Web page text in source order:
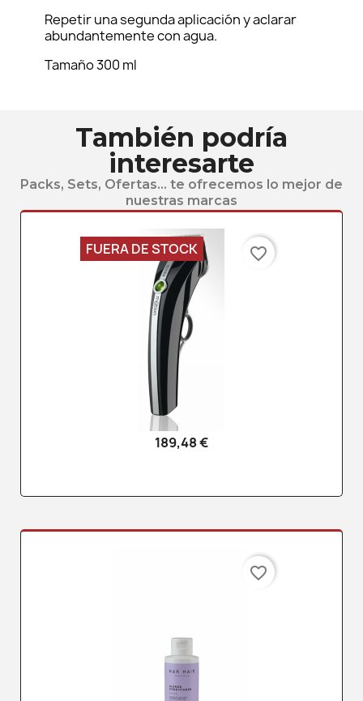
Repetir una segunda aplicación y aclarar
abundantemente con agua.
Tamaño 300 ml
También podría
interesarte
Packs, Sets, Ofertas... te ofrecemos lo mejor de
nuestras marcas
189,48 €
FUERA DE STOCK favorite_border
favorite_border